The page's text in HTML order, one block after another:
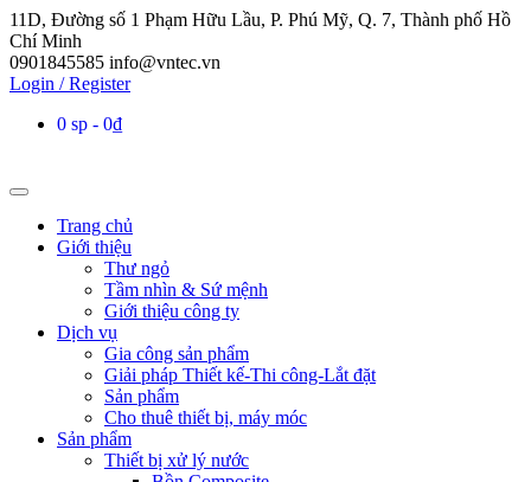
11D, Đường số 1 Phạm Hữu Lầu, P. Phú Mỹ, Q. 7, Thành phố Hồ
Chí Minh
0901845585 info@vntec.vn
Login / Register
0 sp
0₫
Trang chủ
Giới thiệu
Thư ngỏ
Tầm nhìn & Sứ mệnh
Giới thiệu công ty
Dịch vụ
Gia công sản phẩm
Giải pháp Thiết kế-Thi công-Lắt đặt
Sản phẩm
Cho thuê thiết bị, máy móc
Sản phẩm
Thiết bị xử lý nước